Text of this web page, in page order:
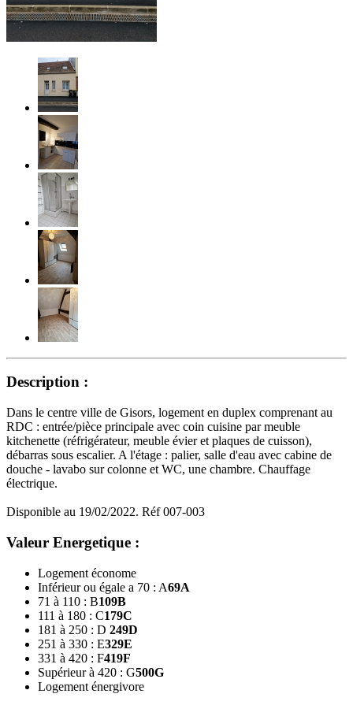
Description :
Dans le centre ville de Gisors, logement en duplex comprenant au
RDC : entrée/pièce principale avec coin cuisine par meuble
kitchenette (réfrigérateur, meuble évier et plaques de cuisson),
débarras sous escalier. A l'étage : palier, salle d'eau avec cabine de
douche - lavabo sur colonne et WC, une chambre. Chauffage
électrique.
Disponible au 19/02/2022. Réf 007-003
Valeur Energetique :
Logement économe
Inférieur ou égale a 70 : A69A
71 à 110 : B109B
111 à 180 : C179C
181 à 250 : D 249D
251 à 330 : E329E
331 à 420 : F419F
Supérieur à 420 : G500G
Logement énergivore